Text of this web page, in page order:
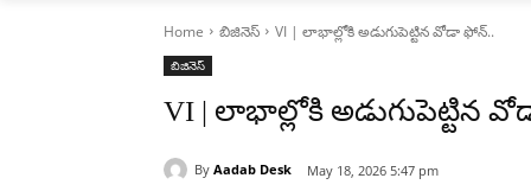
Home బిజినెస్ VI | లాభాల్లోకి అడుగుపెట్టిన వోడా ఫోన్..
బిజినెస్
VI | లాభాల్లోకి అడుగుపెట్టిన
By Aadab Desk May 18, 2026 5:47 pm